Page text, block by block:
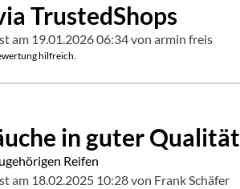
TrustedShops
am 19.01.2026 06:34 von armin freis
hilfreich.
in guter Qualität
Reifen
am 18.02.2025 10:28 von Frank Schäfer